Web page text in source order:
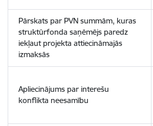
Pārskats par PVN summām, kuras
struktūrfonda saņēmējs paredz
iekļaut projekta attiecināmajās
izmaksās
Apliecinājums par interešu
konflikta neesamību